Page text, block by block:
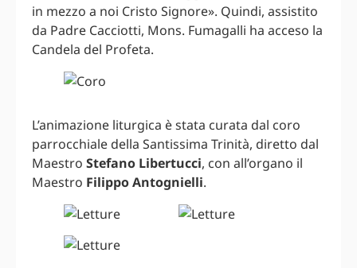
in mezzo a noi Cristo Signore». Quindi, assistito
da Padre Cacciotti, Mons. Fumagalli ha acceso la
Candela del Profeta.
L’animazione liturgica è stata curata dal coro
parrocchiale della Santissima Trinità, diretto dal
Maestro Stefano Libertucci, con all’organo il
Maestro Filippo Antognielli.